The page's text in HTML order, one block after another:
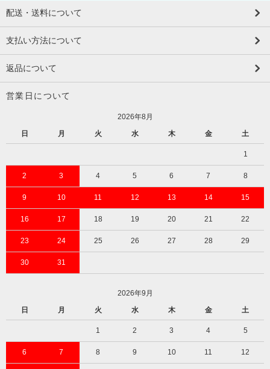
配送・送料について
支払い方法について
返品について
営業日について
2026年8月
日
月 火 水 木 金 土
1
2 3 4 5 6 7 8
9 10 11 12 13 14 15
16 17 18 19 20 21 22
23 24 25 26 27 28 29
30 31
2026年9月
日
月 火 水 木 金 土
1 2 3 4 5
6 7 8 9 10 11 12